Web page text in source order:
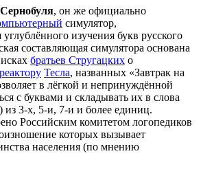
, он же официально
симулятор,
изучения букв русского
составляющая симулятора основана
братьев Стругацких о
Тесла, названных «Завтрак на
в лёгкой и непринуждённой
с буквами и складывать их в слова
из 3-х, 5-и, 7-и и более единиц.
Российским комитетом логопедиков
которых вызывает
населения (по мнению